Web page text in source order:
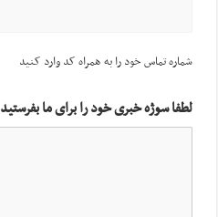
شماره تماس خود را به همراه کد وارد کنید
لطفا سوژه خبری خود را برای ما بفرستید